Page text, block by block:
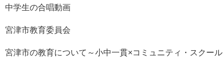
中学生の合唱動画
津市教育委員会
市の教育について～小中一貫×コミュニティ・スクール